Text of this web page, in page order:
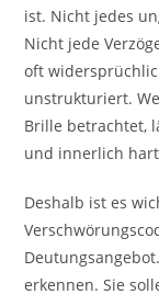
ist. Nicht jedes
Nicht jede
oft
unstrukturiert.
Brille betrachtet,
und innerlich
Deshalb ist es
erkennen. Sie